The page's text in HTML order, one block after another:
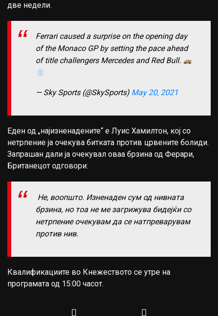
две недели.
Ferrari caused a surprise on the opening day
of the Monaco GP by setting the pace ahead
of title challengers Mercedes and Red Bull.
— Sky Sports (@SkySports) May 20, 2021
Еден од „најизненадените“ е Луис Хамилтон, кој со
нетрпение ја очекува битката против црвените болиди.
Запрашан дали ја очекувал оваа брзина од Ферари,
Британецот одговори:
Не, воопшто. Изненаден сум од нивната
брзина, но тоа не ме загрижува бидејќи со
нетрпение очекувам да се натпреварувам
против нив.
Квалификациите во Кнежеството се утре на
програмата од 15:00 часот.